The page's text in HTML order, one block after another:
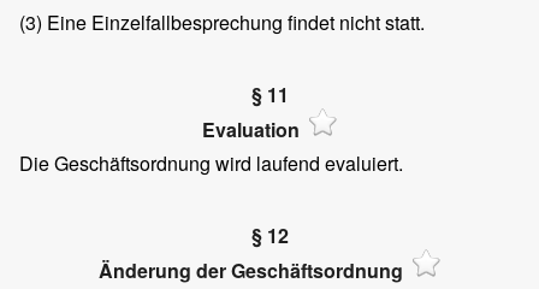
(3) Eine Einzelfallbesprechung findet nicht statt.
§ 11
Evaluation
Die Geschäftsordnung wird laufend evaluiert.
§ 12
Änderung der Geschäftsordnung